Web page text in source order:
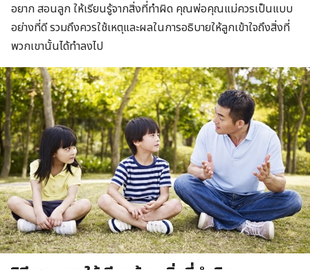
อยาก สอนลูก ให้เรียนรู้จากสิ่งที่ทำผิด คุณพ่อคุณแม่ควรเป็นแบบ
อย่างที่ดี รวมถึงควรใช้เหตุและผลในการอธิบายให้ลูกเข้าใจถึงสิ่งที่
พวกเขานั้นได้ทำลงไป